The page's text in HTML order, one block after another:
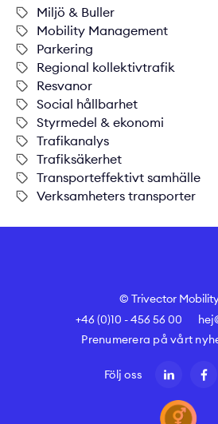
Miljö & Buller
Mobility Management
Parkering
Regional kollektivtrafik
Resvanor
Social hållbarhet
Styrmedel & ekonomi
Trafikanalys
Trafiksäkerhet
Transporteffektivt samhälle
Verksamheters transporter
© Trivector
+46 (0)10 - 456 56 00
Prenumerera på vårt
Följ oss